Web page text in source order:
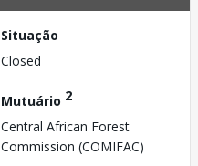
Situação
Closed
Mutuário 2
Central African Forest
Commission (COMIFAC)